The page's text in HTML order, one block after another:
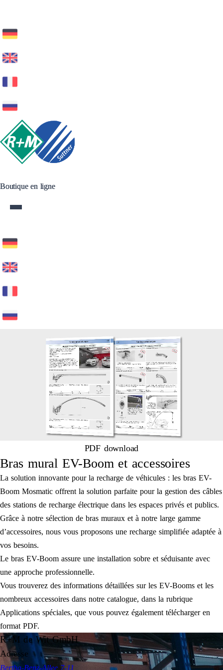
Boutique en ligne
Boutique en ligne
PDF download
Bras mural EV-Boom et accessoires
La solution innovante pour la recharge de véhicules : les bras EV-
Boom Mosmatic offrent la solution parfaite pour la gestion des câbles
des stations de recharge électrique dans les espaces privés et publics.
Grâce à notre sélection de bras muraux et à notre large gamme
d’accessoires, nous vous proposons une recharge simplifiée adaptée à
vos besoins.
Le bras EV-Boom assure une installation sobre et séduisante avec
une approche professionnelle.
Vous trouverez des informations détaillées sur les EV-Booms et les
nombreux accessoires dans notre catalogue, dans la rubrique
Applications spéciales, que vous pouvez également télécharger en
format PDF.
R+M de Wit GmbH
Adresse
Bertha-Benz-Allee 7-11